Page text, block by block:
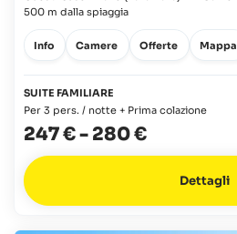
500 m dalla spiaggia
Info Camere Offerte Mappa
SUITE FAMILIARE
Per 3 pers. / notte + Prima colazione
247 €- 280 €
Dettagli